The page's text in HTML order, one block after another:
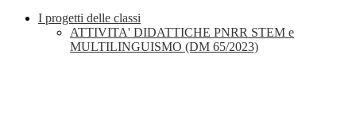
I progetti delle classi
ATTIVITA' DIDATTICHE PNRR STEM e
MULTILINGUISMO (DM 65/2023)